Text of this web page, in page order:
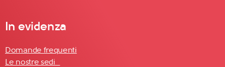
In evidenza
Domande frequenti
Le nostre sedi